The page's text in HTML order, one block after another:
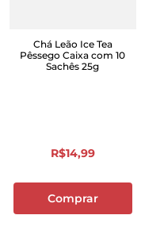
Chá Leão Ice Tea
Pêssego Caixa com 10
Sachês 25g
R$14,99
Comprar